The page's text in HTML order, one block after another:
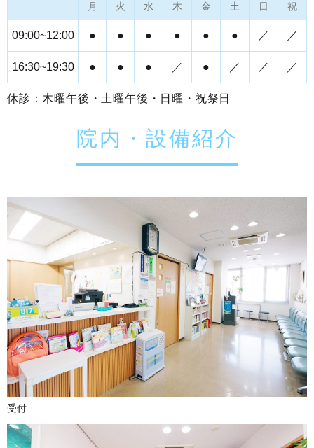
月 火 水 木 金 土 日 祝
09:00~12:00 ● ● ● ● ● ● ／ ／
16:30~19:30 ● ● ● ／ ● ／ ／ ／
休診：木曜午後・土曜午後・日曜・祝祭日
院内・設備紹介
受付